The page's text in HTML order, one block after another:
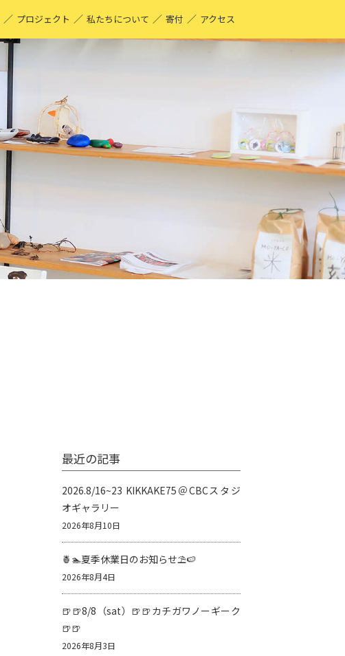
／ プロジェクト
MO-YA-CO UNIQUE PRODUCT！
アーティストページ
MO-YA-CO キフ
／ 私たちについて ／ 寄付 ／ アクセス
最近の記事
2026.8/16~23 KIKKAKE75＠CBCスタジ
オギャラリー
2026年8月10日
🍍🏊夏季休業日のお知らせ⛱️🍉
2026年8月4日
🍺🍺8/8（sat）🍺🍺カチガワノーギーク
🍺🍺
2026年8月3日